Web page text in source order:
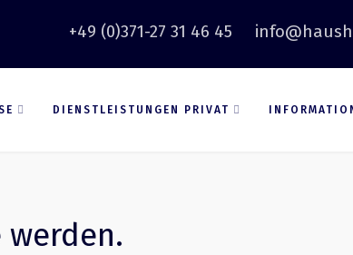
+49 (0)371-27 31 46 45
DIENSTLEISTUNGEN PRIVAT